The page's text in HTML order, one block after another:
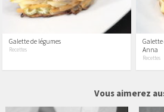
Galette de légumes
Recettes
Galette
Anna
Recettes
Vous aimerez